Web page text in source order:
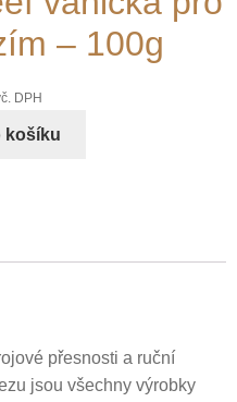
– 100g
DPH
košíku
přesnosti a ruční
jsou všechny výrobky